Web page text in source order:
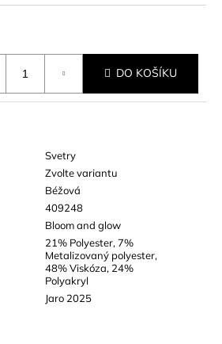
DO KOŠÍKU
Svetry
Zvolte variantu
Béžová
409248
Bloom and glow
21% Polyester, 7%
Metalizovaný polyester,
48% Viskóza, 24%
Polyakryl
Jaro 2025